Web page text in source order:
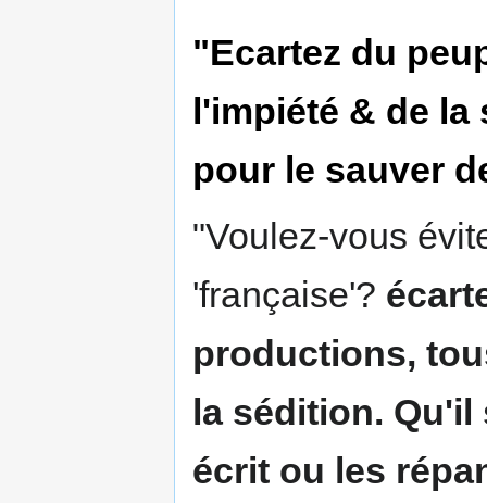
"Ecartez du
l'impiété & de
pour le sauver
"Voulez-vous
'française'?
productions,
la sédition.
écrit ou les